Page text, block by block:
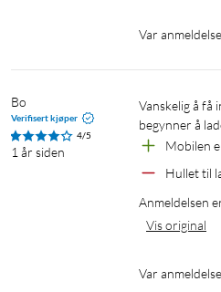
Var
Bo
Verifisert kjøper
4/5
1 år siden
vanskelig å få inn ladekabelen slik at mobilen
begynner å
Mobilen
Hullet til
Anmeldelsen
Vis original
Var